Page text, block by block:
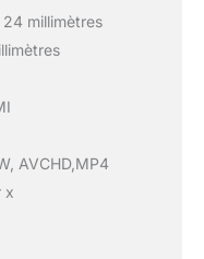
millimètres
AVCHD,MP4
x